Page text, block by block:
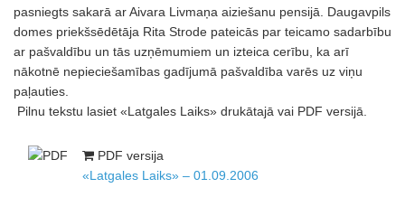
pasniegts sakarā ar Aivara Livmaņa aiziešanu pensijā. Daugavpils
domes priekšsēdētāja Rita Strode pateicās par teicamo sadarbību
ar pašvaldību un tās uzņēmumiem un izteica cerību, ka arī
nākotnē nepieciešamības gadījumā pašvaldība varēs uz viņu
paļauties.
Pilnu tekstu lasiet «Latgales Laiks» drukātajā vai PDF versijā.
PDF versija
«Latgales Laiks» – 01.09.2006